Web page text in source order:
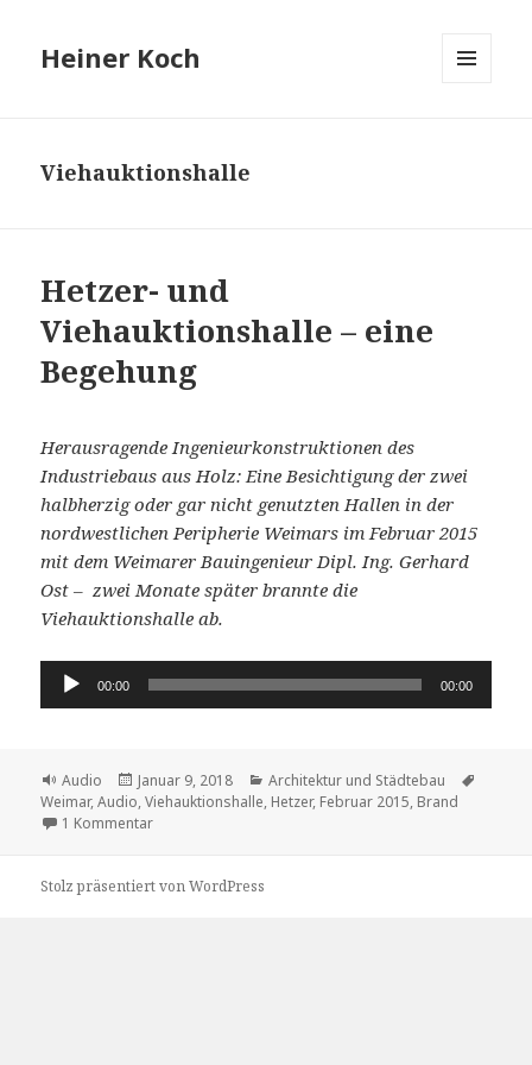
Heiner Koch
Viehauktionshalle
Hetzer- und
Viehauktionshalle – eine
Begehung
Herausragende Ingenieurkonstruktionen des
Industriebaus aus Holz: Eine Besichtigung der zwei
halbherzig oder gar nicht genutzten Hallen in der
nordwestlichen Peripherie Weimars im Februar 2015
mit dem Weimarer Bauingenieur Dipl. Ing. Gerhard
Ost – zwei Monate später brannte die
Viehauktionshalle ab.
Audio-
00:00 00:00
Format
Audio
Veröffentlicht
am
Januar 9, 2018 Kategorien
Architektur und Städtebau
Weimar,Audio,Viehauktionshalle, Hetzer, Februar 2015, Brand
1 Kommentarzu Hetzer- und Viehauktionshalle – eine Begehung
Stolz präsentiert von WordPress